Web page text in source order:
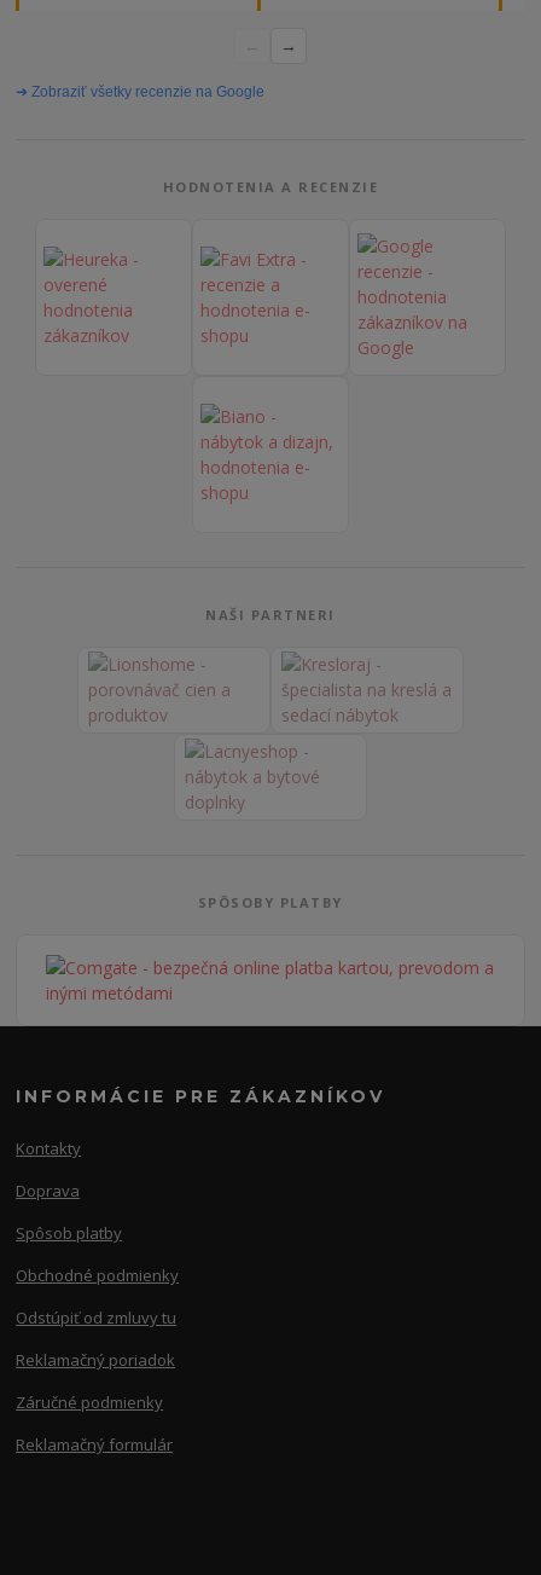
problémov. Vrele odporúčam!“
→
➔ Zobraziť všetky recenzie na Google
HODNOTENIA A RECENZIE
NAŠI PARTNERI
SPÔSOBY PLATBY
INFORMÁCIE PRE ZÁKAZNÍKOV
Kontakty
Doprava
Spôsob platby
Obchodné podmienky
Odstúpiť od zmluvy tu
Reklamačný poriadok
Záručné podmienky
Reklamačný formulár